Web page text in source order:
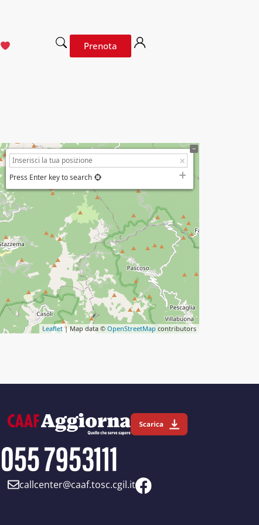
Prenota
Press Enter key to search
Leaflet| Map data © OpenStreetMap contributors
callcenter@caaf.tosc.cgil.it